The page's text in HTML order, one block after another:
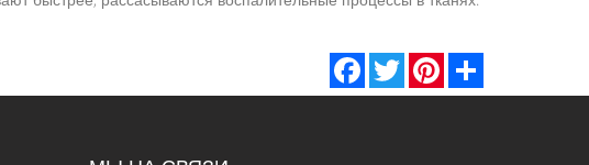
Facebook
Twitter Pinterest